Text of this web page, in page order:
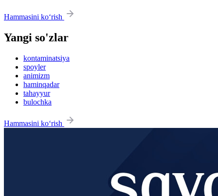
Hammasini ko‘rish
Yangi so'zlar
kontaminatsiya
spoyler
animizm
haminqadar
tahayyur
bulochka
Hammasini ko‘rish